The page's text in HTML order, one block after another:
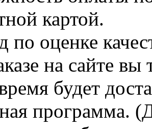
картой.
по оценке
на сайте вы
будет
программа.